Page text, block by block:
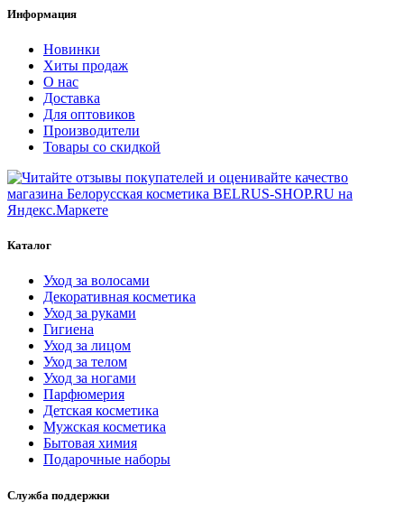
Информация
Новинки
Хиты продаж
О нас
Доставка
Для оптовиков
Производители
Товары со скидкой
Каталог
Уход за волосами
Декоративная косметика
Уход за руками
Гигиена
Уход за лицом
Уход за телом
Уход за ногами
Парфюмерия
Детская косметика
Мужская косметика
Бытовая химия
Подарочные наборы
Служба поддержки